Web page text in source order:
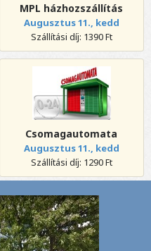
MPL házhozszállítás
Augusztus 11., kedd
Szállítási díj: 1390 Ft
Csomagautomata
Augusztus 11., kedd
Szállítási díj: 1290 Ft